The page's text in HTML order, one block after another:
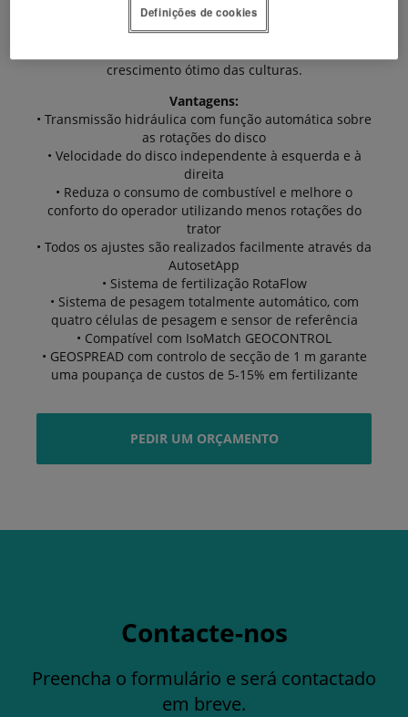
base nas tabelas de distribuição e na posição do
dispositivo de distribuição na linha. Isto permite uma
crescimento ótimo das culturas.
Vantagens:
• Transmissão hidráulica com função automática sobre
as rotações do disco
• Velocidade do disco independente à esquerda e à
direita
• Reduza o consumo de combustível e melhore o
conforto do operador utilizando menos rotações do
trator
• Todos os ajustes são realizados facilmente através da
AutosetApp
• Sistema de fertilização RotaFlow
• Sistema de pesagem totalmente automático, com
quatro células de pesagem e sensor de referência
• Compatível com IsoMatch GEOCONTROL
• GEOSPREAD com controlo de secção de 1 m garante
uma poupança de custos de 5-15% em fertilizante
PEDIR UM ORÇAMENTO
Contacte-nos
Preencha o formulário e será contactado
em breve.
Definições de cookies